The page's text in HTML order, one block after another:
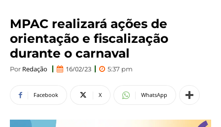
MPAC realizará ações de
orientação e fiscalização
durante o carnaval
Por Redação 16/02/23 5:37 pm
Facebook X WhatsApp